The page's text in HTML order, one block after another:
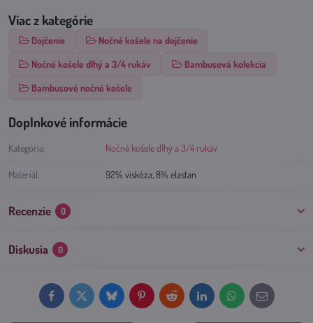
Viac z kategórie
Dojčenie
Nočné košele na dojčenie
Nočné košele dlhý a 3/4 rukáv
Bambusová kolekcia
Bambusové nočné košele
Doplnkové informácie
Kategória: Nočné košele dlhý a 3/4 rukáv
Materiál: 92% viskóza, 8% elastan
Recenzie 0
Diskusia 0
FacebookTwitter BlueskyPinterestReddit LinkedInWhatsApp
E-
mail